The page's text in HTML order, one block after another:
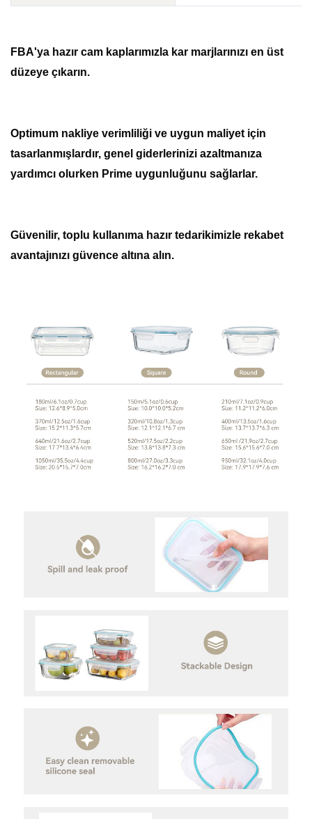
FBA'ya hazır cam kaplarımızla kar marjlarınızı en üst
düzeye çıkarın.
Optimum nakliye verimliliği ve uygun maliyet için
tasarlanmışlardır, genel giderlerinizi azaltmanıza
yardımcı olurken Prime uygunluğunu sağlarlar.
Güvenilir, toplu kullanıma hazır tedarikimizle rekabet
avantajınızı güvence altına alın.